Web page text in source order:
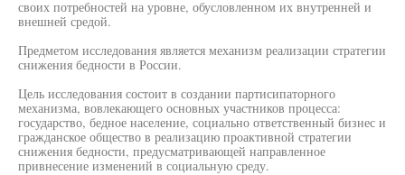
своих потребностей на уровне, обусловленном их внутренней и
внешней средой.
Предметом исследования является механизм реализации стратегии
снижения бедности в России.
Цель исследования состоит в создании партисипаторного
механизма, вовлекающего основных участников процесса:
государство, бедное население, социально ответственный бизнес и
гражданское общество в реализацию проактивной стратегии
снижения бедности, предусматривающей направленное
привнесение изменений в социальную среду.